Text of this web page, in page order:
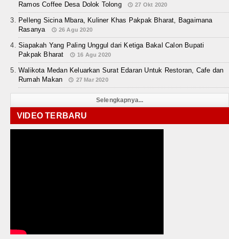
Ramos Coffee Desa Dolok Tolong
27 Okt 2020
Pelleng Sicina Mbara, Kuliner Khas Pakpak Bharat, Bagaimana
Rasanya
26 Agu 2020
Siapakah Yang Paling Unggul dari Ketiga Bakal Calon Bupati
Pakpak Bharat
16 Agu 2020
Walikota Medan Keluarkan Surat Edaran Untuk Restoran, Cafe dan
Rumah Makan
27 Mar 2020
Selengkapnya...
VIDEO TERBARU